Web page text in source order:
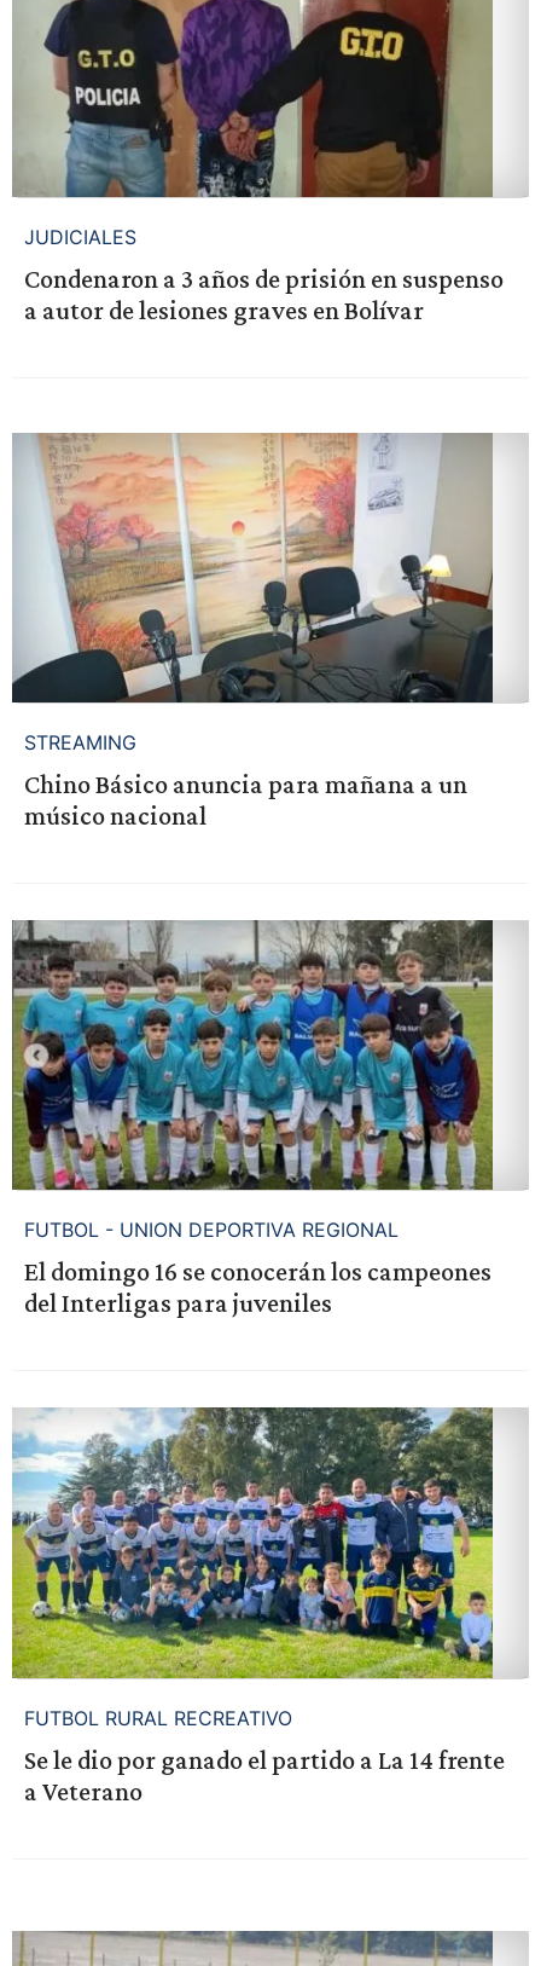
JUDICIALES
Condenaron a 3 años de prisión en suspenso
a autor de lesiones graves en Bolívar
STREAMING
Chino Básico anuncia para mañana a un
músico nacional
FUTBOL - UNION DEPORTIVA REGIONAL
El domingo 16 se conocerán los campeones
del Interligas para juveniles
FUTBOL RURAL RECREATIVO
Se le dio por ganado el partido a La 14 frente
a Veterano